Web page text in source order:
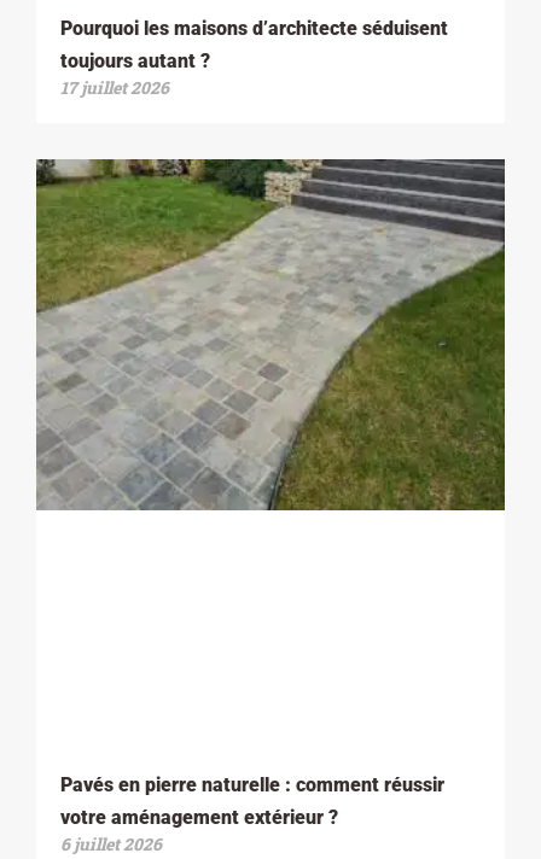
Pourquoi les maisons d’architecte séduisent
toujours autant ?
17 juillet 2026
Pavés en pierre naturelle : comment réussir
votre aménagement extérieur ?
6 juillet 2026